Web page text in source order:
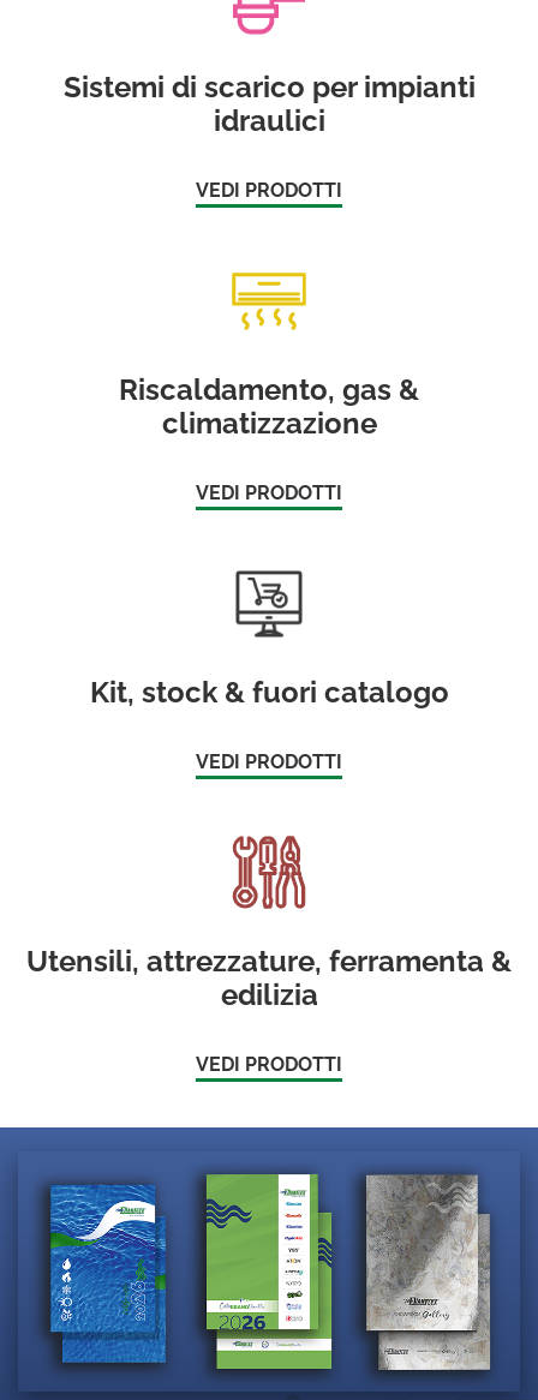
Sistemi di scarico per impianti
idraulici
VEDI PRODOTTI
Riscaldamento, gas &
climatizzazione
VEDI PRODOTTI
Kit, stock & fuori catalogo
VEDI PRODOTTI
Utensili, attrezzature, ferramenta &
edilizia
VEDI PRODOTTI